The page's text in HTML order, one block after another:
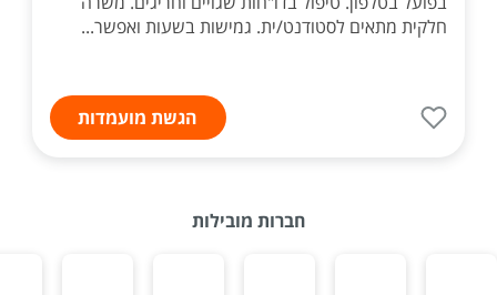
חלקית מתאים לסטודנט/ית. גמישות בשעות ואפשר...
הגשת מועמדות
חברות מובילות